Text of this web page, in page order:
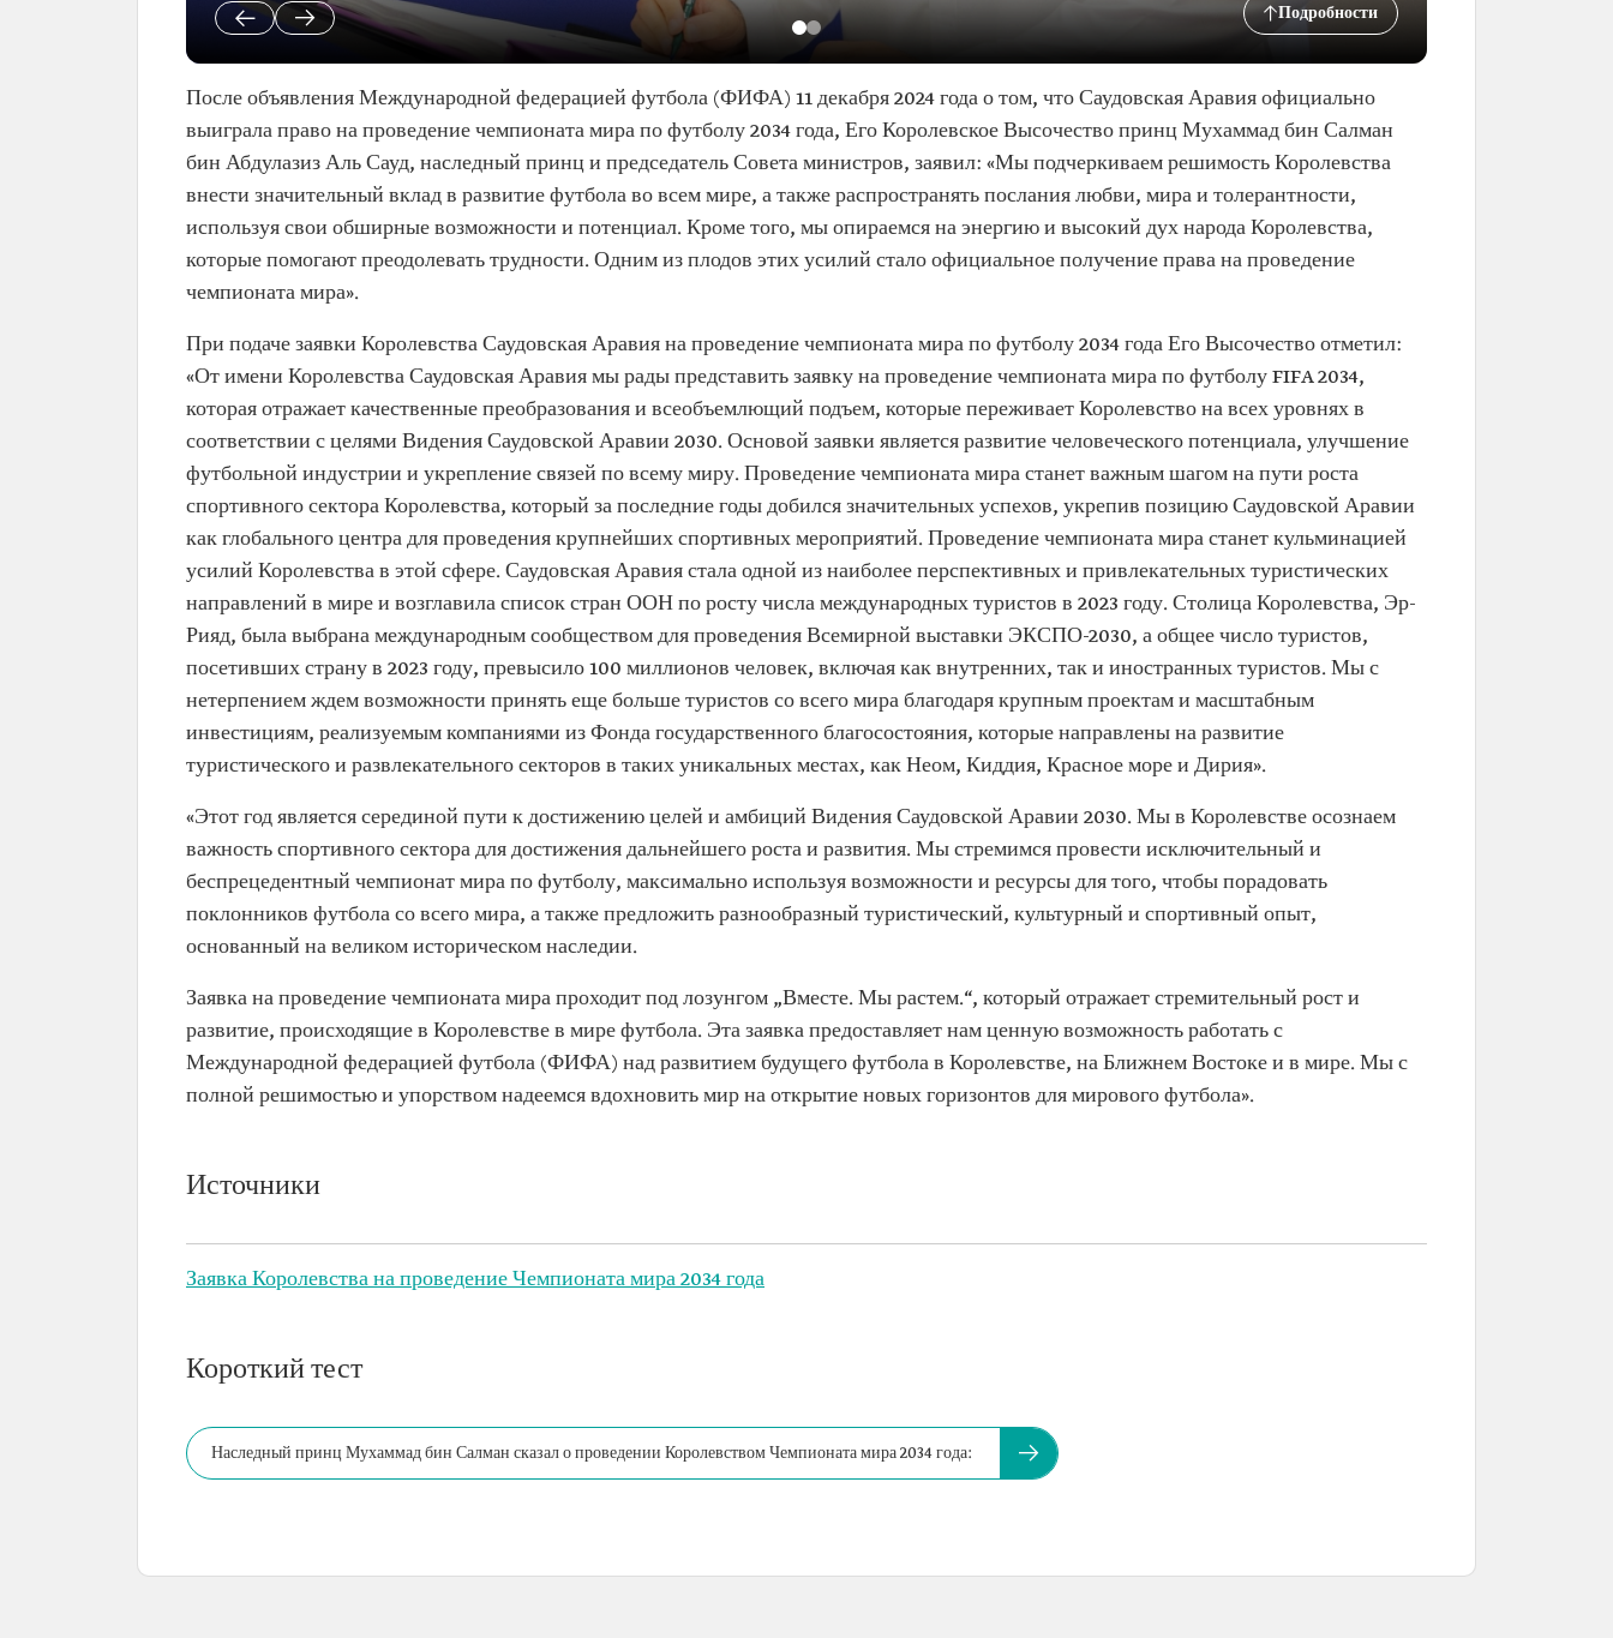
Подробности
После объявления Международной федерацией футбола (ФИФА) 11 декабря 2024 года о том, что Саудовская Аравия официально
выиграла право на проведение чемпионата мира по футболу 2034 года, Его Королевское Высочество принц Мухаммад бин Салман
бин Абдулазиз Аль Сауд, наследный принц и председатель Совета министров, заявил: «Мы подчеркиваем решимость Королевства
внести значительный вклад в развитие футбола во всем мире, а также распространять послания любви, мира и толерантности,
используя свои обширные возможности и потенциал. Кроме того, мы опираемся на энергию и высокий дух народа Королевства,
которые помогают преодолевать трудности. Одним из плодов этих усилий стало официальное получение права на проведение
чемпионата мира».
При подаче заявки Королевства Саудовская Аравия на проведение чемпионата мира по футболу 2034 года Его Высочество отметил:
«От имени Королевства Саудовская Аравия мы рады представить заявку на проведение чемпионата мира по футболу FIFA 2034,
которая отражает качественные преобразования и всеобъемлющий подъем, которые переживает Королевство на всех уровнях в
соответствии с целями Видения Саудовской Аравии 2030. Основой заявки является развитие человеческого потенциала, улучшение
футбольной индустрии и укрепление связей по всему миру. Проведение чемпионата мира станет важным шагом на пути роста
спортивного сектора Королевства, который за последние годы добился значительных успехов, укрепив позицию Саудовской Аравии
как глобального центра для проведения крупнейших спортивных мероприятий. Проведение чемпионата мира станет кульминацией
усилий Королевства в этой сфере. Саудовская Аравия стала одной из наиболее перспективных и привлекательных туристических
направлений в мире и возглавила список стран ООН по росту числа международных туристов в 2023 году. Столица Королевства, Эр-
Рияд, была выбрана международным сообществом для проведения Всемирной выставки ЭКСПО-2030, а общее число туристов,
посетивших страну в 2023 году, превысило 100 миллионов человек, включая как внутренних, так и иностранных туристов. Мы с
нетерпением ждем возможности принять еще больше туристов со всего мира благодаря крупным проектам и масштабным
инвестициям, реализуемым компаниями из Фонда государственного благосостояния, которые направлены на развитие
туристического и развлекательного секторов в таких уникальных местах, как Неом, Киддия, Красное море и Дирия».
«Этот год является серединой пути к достижению целей и амбиций Видения Саудовской Аравии 2030. Мы в Королевстве осознаем
важность спортивного сектора для достижения дальнейшего роста и развития. Мы стремимся провести исключительный и
беспрецедентный чемпионат мира по футболу, максимально используя возможности и ресурсы для того, чтобы порадовать
поклонников футбола со всего мира, а также предложить разнообразный туристический, культурный и спортивный опыт,
основанный на великом историческом наследии.
Заявка на проведение чемпионата мира проходит под лозунгом „Вместе. Мы растем.“, который отражает стремительный рост и
развитие, происходящие в Королевстве в мире футбола. Эта заявка предоставляет нам ценную возможность работать с
Международной федерацией футбола (ФИФА) над развитием будущего футбола в Королевстве, на Ближнем Востоке и в мире. Мы с
полной решимостью и упорством надеемся вдохновить мир на открытие новых горизонтов для мирового футбола».
Источники
Заявка Королевства на проведение Чемпионата мира 2034 года
Короткий тест
Наследный принц Мухаммад бин Салман сказал о проведении Королевством Чемпионата мира 2034 года: